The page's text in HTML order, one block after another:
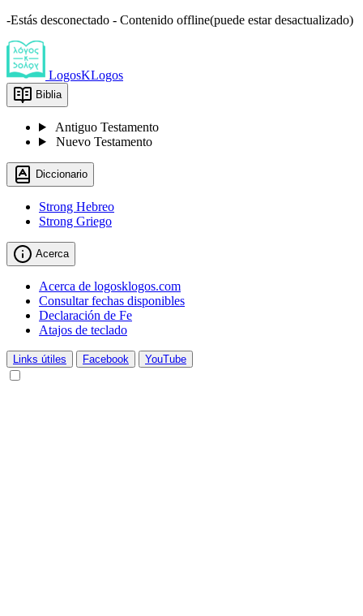
-Estás desconectado - Contenido offline(puede estar desactualizado)
LogosKLogos
Biblia
Antiguo Testamento
Nuevo Testamento
Diccionario
Strong Hebreo
Strong Griego
Acerca
Acerca de logosklogos.com
Consultar fechas disponibles
Declaración de Fe
Atajos de teclado
Links útiles Facebook YouTube